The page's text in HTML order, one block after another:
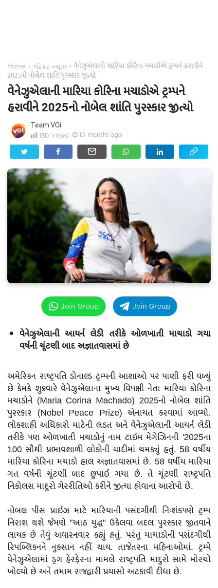
Home › લેટેસ્ટ ન્યૂઝ › વેનેઝુએલાની મારિયા કોરિના મચાડોએ ટ્રમ્પને હરાવીને
2025નો નોબેલ શાંતિ પુરસ્કાર જીત્યો
વેનેઝુએલાની મારિયા કોરિના મચાડોએ ટ્રમ્પને
હરાવીને 2025નો નોબેલ શાંતિ પુરસ્કાર જીત્યો
Team VOi
130 Views 10 months ago
Join Group Join Group
વેનેઝુએલાની આયર્ન લેડી તરીકે ઓળખાતી માચાડો ગયા
વર્ષની ચૂંટણી બાદ અજ્ઞાતવાસમાં છે
અમેરિકન રાષ્ટ્રપતિ ડોનાલ્ડ ટ્રમ્પની આશાઓ પર પાણી ફરી વળ્યું
છે કેમકે શુક્રવારે વેનેઝુએલાના મુખ્ય વિપક્ષી નેતા મારિયા કોરિના
મચાડોને (Maria Corina Machado) 2025નો નોબેલ શાંતિ
પુરસ્કાર (Nobel Peace Prize) એનાયત કરવામાં આવ્યો.
લોકશાહી અધિકારો માટેની લડત અને વેનેઝુએલાની આયર્ન લેડી
તરીકે પણ ઓળખાતી મચાડોનું નામ ટાઇમ મેગેઝિનની '2025ના
100 સૌથી પ્રભાવશાળી લોકોની યાદીમાં ચમક્યું હતું. 58 વર્ષીય
મારિયા કોરિના મચાડો હાલ અજ્ઞાતવાસમાં છે. 58 વર્ષીય મારિયા
ગત વર્ષની ચૂંટણી બાદ છુપાઈ ગયા છે. તે ચૂંટણી રાષ્ટ્રપતિ
નિકોલસ માદુરો ગેરરીતિઓ કરીને જીત્યા હોવાના આરોપો છે.
નોબલ પીસ પ્રાઇઝ માટે મારિયાની પસંદગીથી નિઃશંકપણે ટ્રમ્પ
નિરાશ થશે જેમણે "આઠ યુદ્ધ" ઉકેલવા બદલ પુરસ્કાર જીતવાને
લાયક છે તેવું અવારનવાર કહ્યું હતું. પરંતુ માચાડોની પસંદગીથી
રિપબ્લિકનને નુકસાન નહીં થાય. તાજેતરના મહિનાઓમાં, ટ્રમ્પે
વેનેઝુએલામાં ડ્રગ હેરફેરના મામલે રાષ્ટ્રપતિ માદુરો સામે મોરચો
ખોલ્યો છે અને તમામ રાજદ્વારી પ્રયાસો અટકાવી દીધા છે.